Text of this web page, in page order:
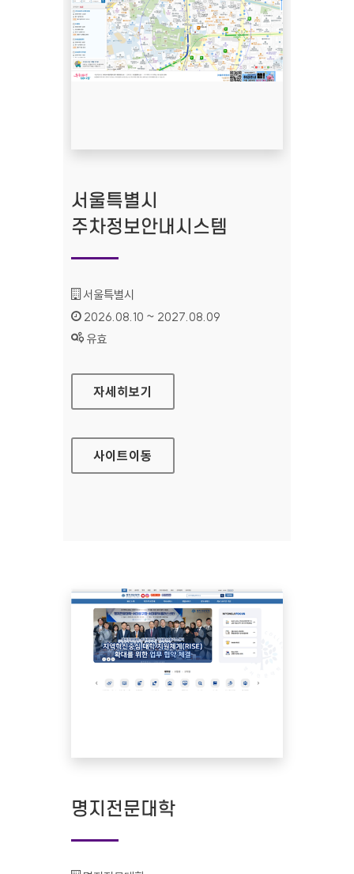
서울특별시
주차정보안내시스템
기관명 :
서울특별시
인증기간 :
2026.08.10 ~ 2027.08.09
상태 :
유효
서울특별시 주차정보안내시스템
자세히보기
사이트이동
명지전문대학